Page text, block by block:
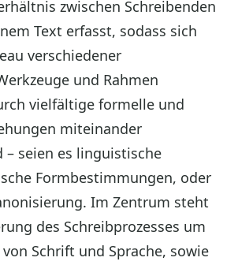
zwischen Schreibenden
Text erfasst, sodass sich
verschiedener
und Rahmen
vielfältige formelle und
miteinander
– seien es linguistische
Formbestimmungen, oder
Im Zentrum steht
des Schreibprozesses um
Schrift und Sprache, sowie